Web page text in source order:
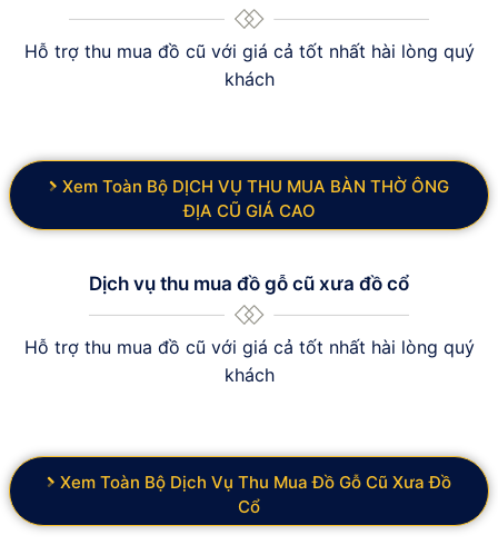
Hỗ trợ thu mua đồ cũ với giá cả tốt nhất hài lòng quý
khách
Xem Toàn Bộ DỊCH VỤ THU MUA BÀN THỜ ÔNG
ĐỊA CŨ GIÁ CAO
Dịch vụ thu mua đồ gỗ cũ xưa đồ cổ
Hỗ trợ thu mua đồ cũ với giá cả tốt nhất hài lòng quý
khách
Xem Toàn Bộ Dịch Vụ Thu Mua Đồ Gỗ Cũ Xưa Đồ
Cổ